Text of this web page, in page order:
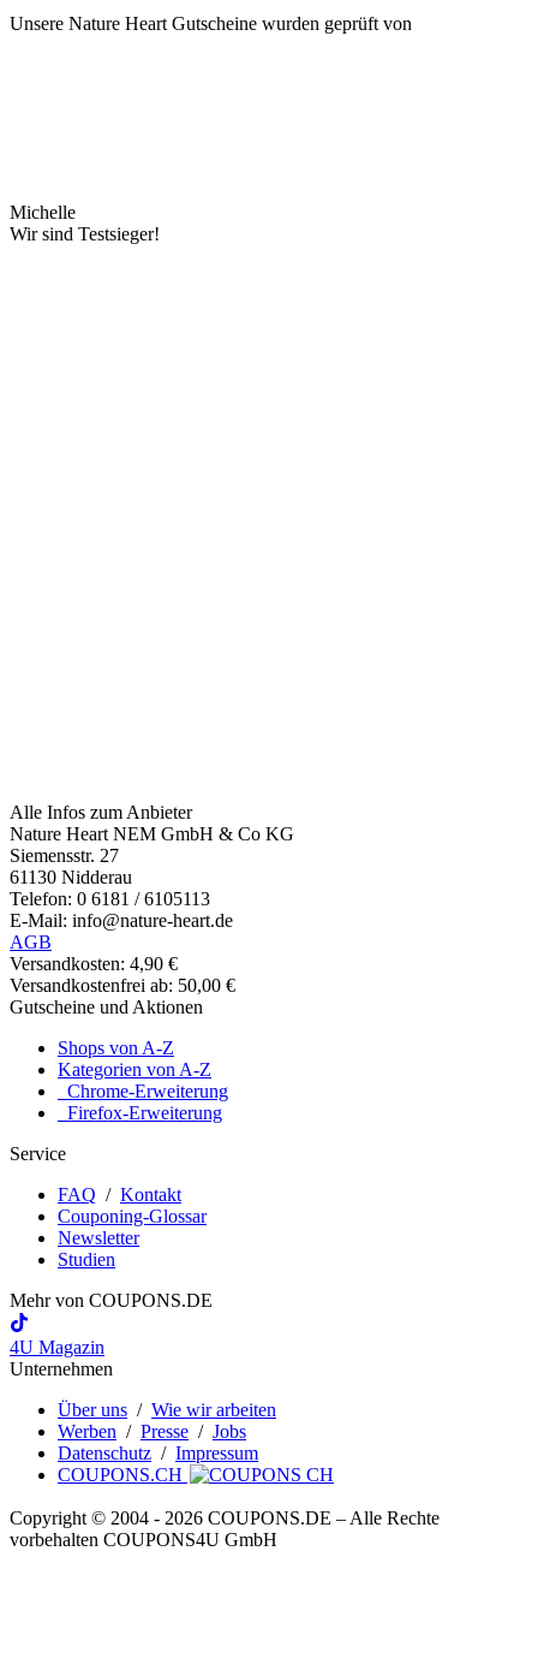
Unsere Nature Heart Gutscheine wurden geprüft von
Michelle
Wir sind Testsieger!
Alle Infos zum Anbieter
Nature Heart NEM GmbH & Co KG
Siemensstr. 27
61130 Nidderau
Telefon: 0 6181 / 6105113
E-Mail: info@nature-heart.de
AGB
Versandkosten: 4,90 €
Versandkostenfrei ab: 50,00 €
Gutscheine und Aktionen
Shops von A-Z
Kategorien von A-Z
Chrome-Erweiterung
Firefox-Erweiterung
Service
FAQ / Kontakt
Couponing-Glossar
Newsletter
Studien
Mehr von COUPONS.DE
4U Magazin
Unternehmen
Über uns / Wie wir arbeiten
Werben / Presse / Jobs
Datenschutz / Impressum
COUPONS.CH
Copyright © 2004 ‐ 2026 COUPONS.DE – Alle Rechte
vorbehalten COUPONS4U GmbH